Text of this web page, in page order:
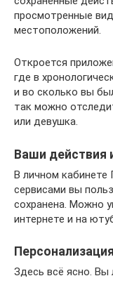
просмотренные
местоположений.
Откроется
где в
и во сколько вы
так можно
или девушка.
Ваши действия
В личном кабинете
сервисами вы
сохранена. Можно
интернете и на
Здесь всё ясно. Вы